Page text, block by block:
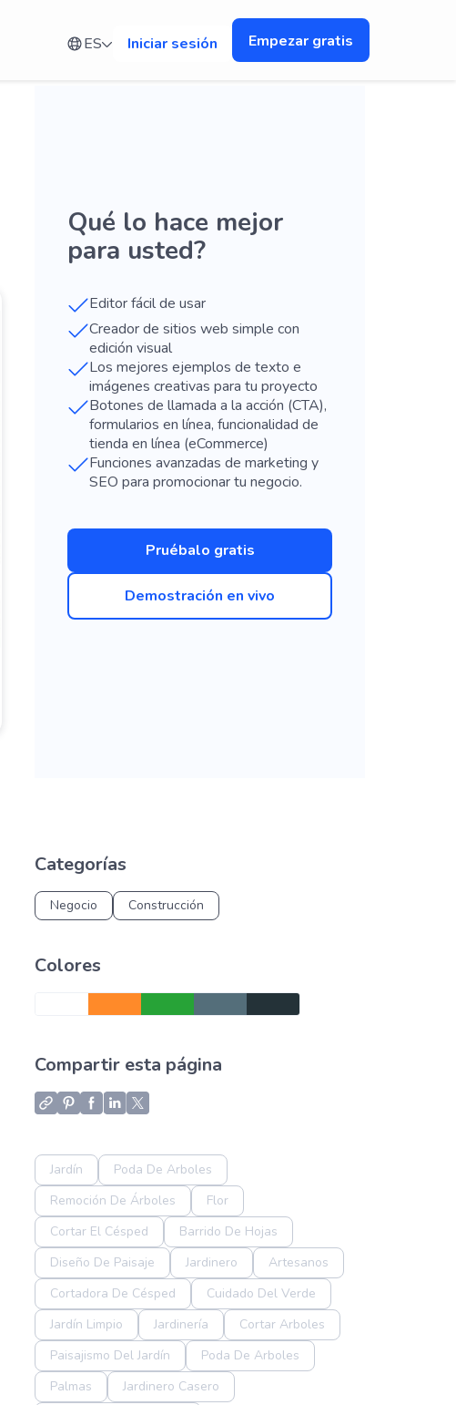
ES Iniciar sesión Empezar gratis
Qué lo hace mejor
para usted?
Editor fácil de usar
Creador de sitios web simple con
edición visual
Los mejores ejemplos de texto e
imágenes creativas para tu proyecto
Botones de llamada a la acción (CTA),
formularios en línea, funcionalidad de
tienda en línea (eCommerce)
Funciones avanzadas de marketing y
SEO para promocionar tu negocio.
Pruébalo gratis
Demostración en vivo
Categorías
Negocio Construcción
Сolores
Compartir esta página
Jardín
Poda De Arboles
Remoción De Árboles
Flor
Cortar El Césped
Barrido De Hojas
Diseño De Paisaje
Jardinero
Artesanos
Cortadora De Césped
Cuidado Del Verde
Jardín Limpio
Jardinería
Cortar Arboles
Paisajismo Del Jardín
Poda De Arboles
Palmas
Jardinero Casero